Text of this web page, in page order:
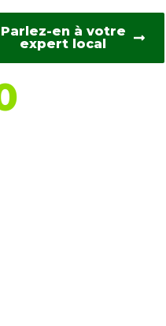
Parlez-en à votre
expert local